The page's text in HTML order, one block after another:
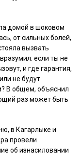
домой в шоковом
от сильных болей,
вызвать
если ты не
и где гарантия,
не будут
В общем, объяснил
раз может быть
в Кагарлыке и
провели
об изнасиловании